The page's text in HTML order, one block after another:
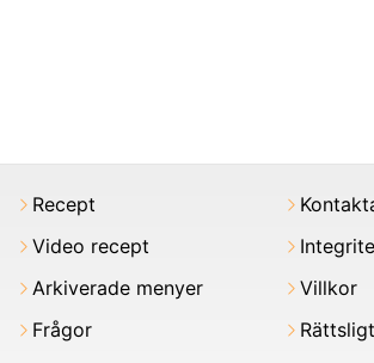
Recept
Video recept
Arkiverade menyer
Frågor
Villkor